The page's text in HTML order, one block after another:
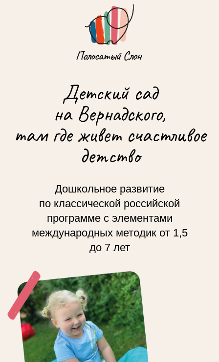
Дошкольное развитие
программе с элементами
Детский сад
на Вернадского,
там где живет счастливое
детство